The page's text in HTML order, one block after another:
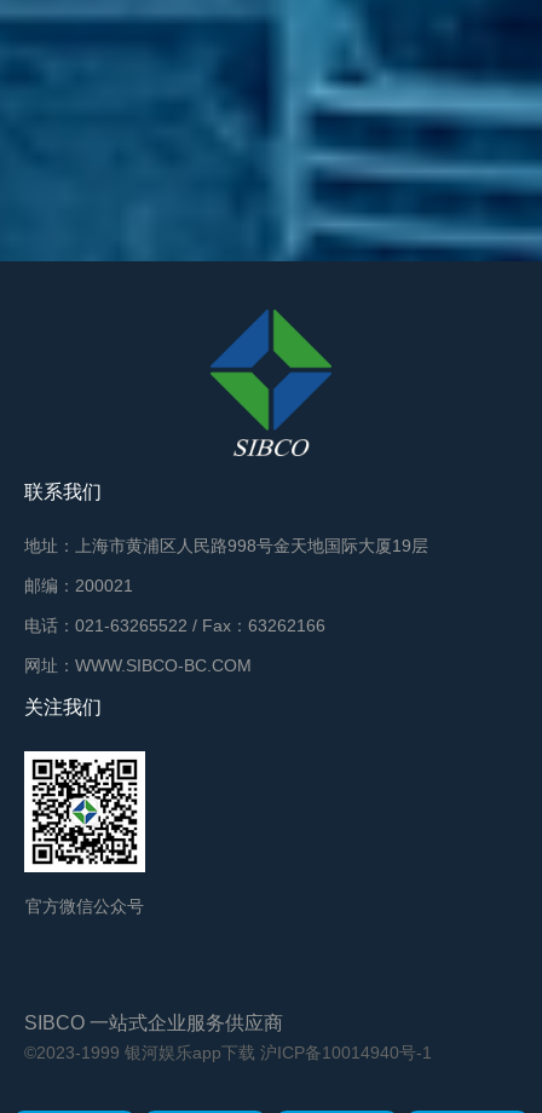
联系我们
地址：上海市黄浦区人民路998号金天地国际大厦19层
邮编：200021
电话：021-63265522 / Fax：63262166
网址：WWW.SIBCO-BC.COM
关注我们
官方微信公众号
SIBCO 一站式企业服务供应商
©2023-1999 银河娱乐app下载 沪ICP备10014940号-1